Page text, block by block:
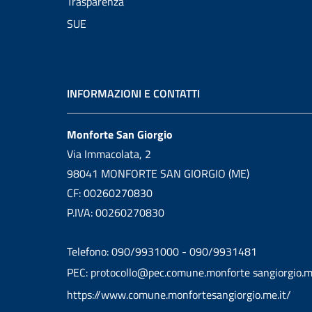
SUE
INFORMAZIONI E CONTATTI
Monforte San Giorgio
Via Immacolata, 2
98041 MONFORTE SAN GIORGIO (ME)
CF: 00260270830
P.IVA: 00260270830
Telefono: 090/9931000 - 090/9931481
PEC: protocollo@pec.comune.monforte
https://www.comune.monfortesangiorgio.me.it/